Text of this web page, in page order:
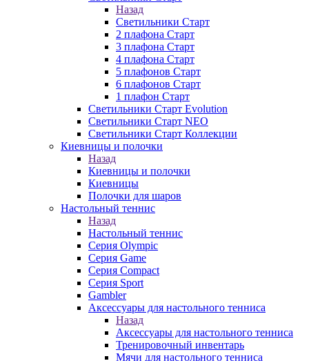
Назад
Светильники Старт
2 плафона Старт
3 плафона Старт
4 плафона Старт
5 плафонов Старт
6 плафонов Старт
1 плафон Старт
Светильники Старт Evolution
Светильники Старт NEO
Светильники Старт Коллекции
Киевницы и полочки
Назад
Киевницы и полочки
Киевницы
Полочки для шаров
Настольный теннис
Назад
Настольный теннис
Серия Olympic
Серия Game
Серия Compact
Серия Sport
Gambler
Аксессуары для настольного тенниса
Назад
Аксессуары для настольного тенниса
Тренировочный инвентарь
Мячи для настольного тенниса